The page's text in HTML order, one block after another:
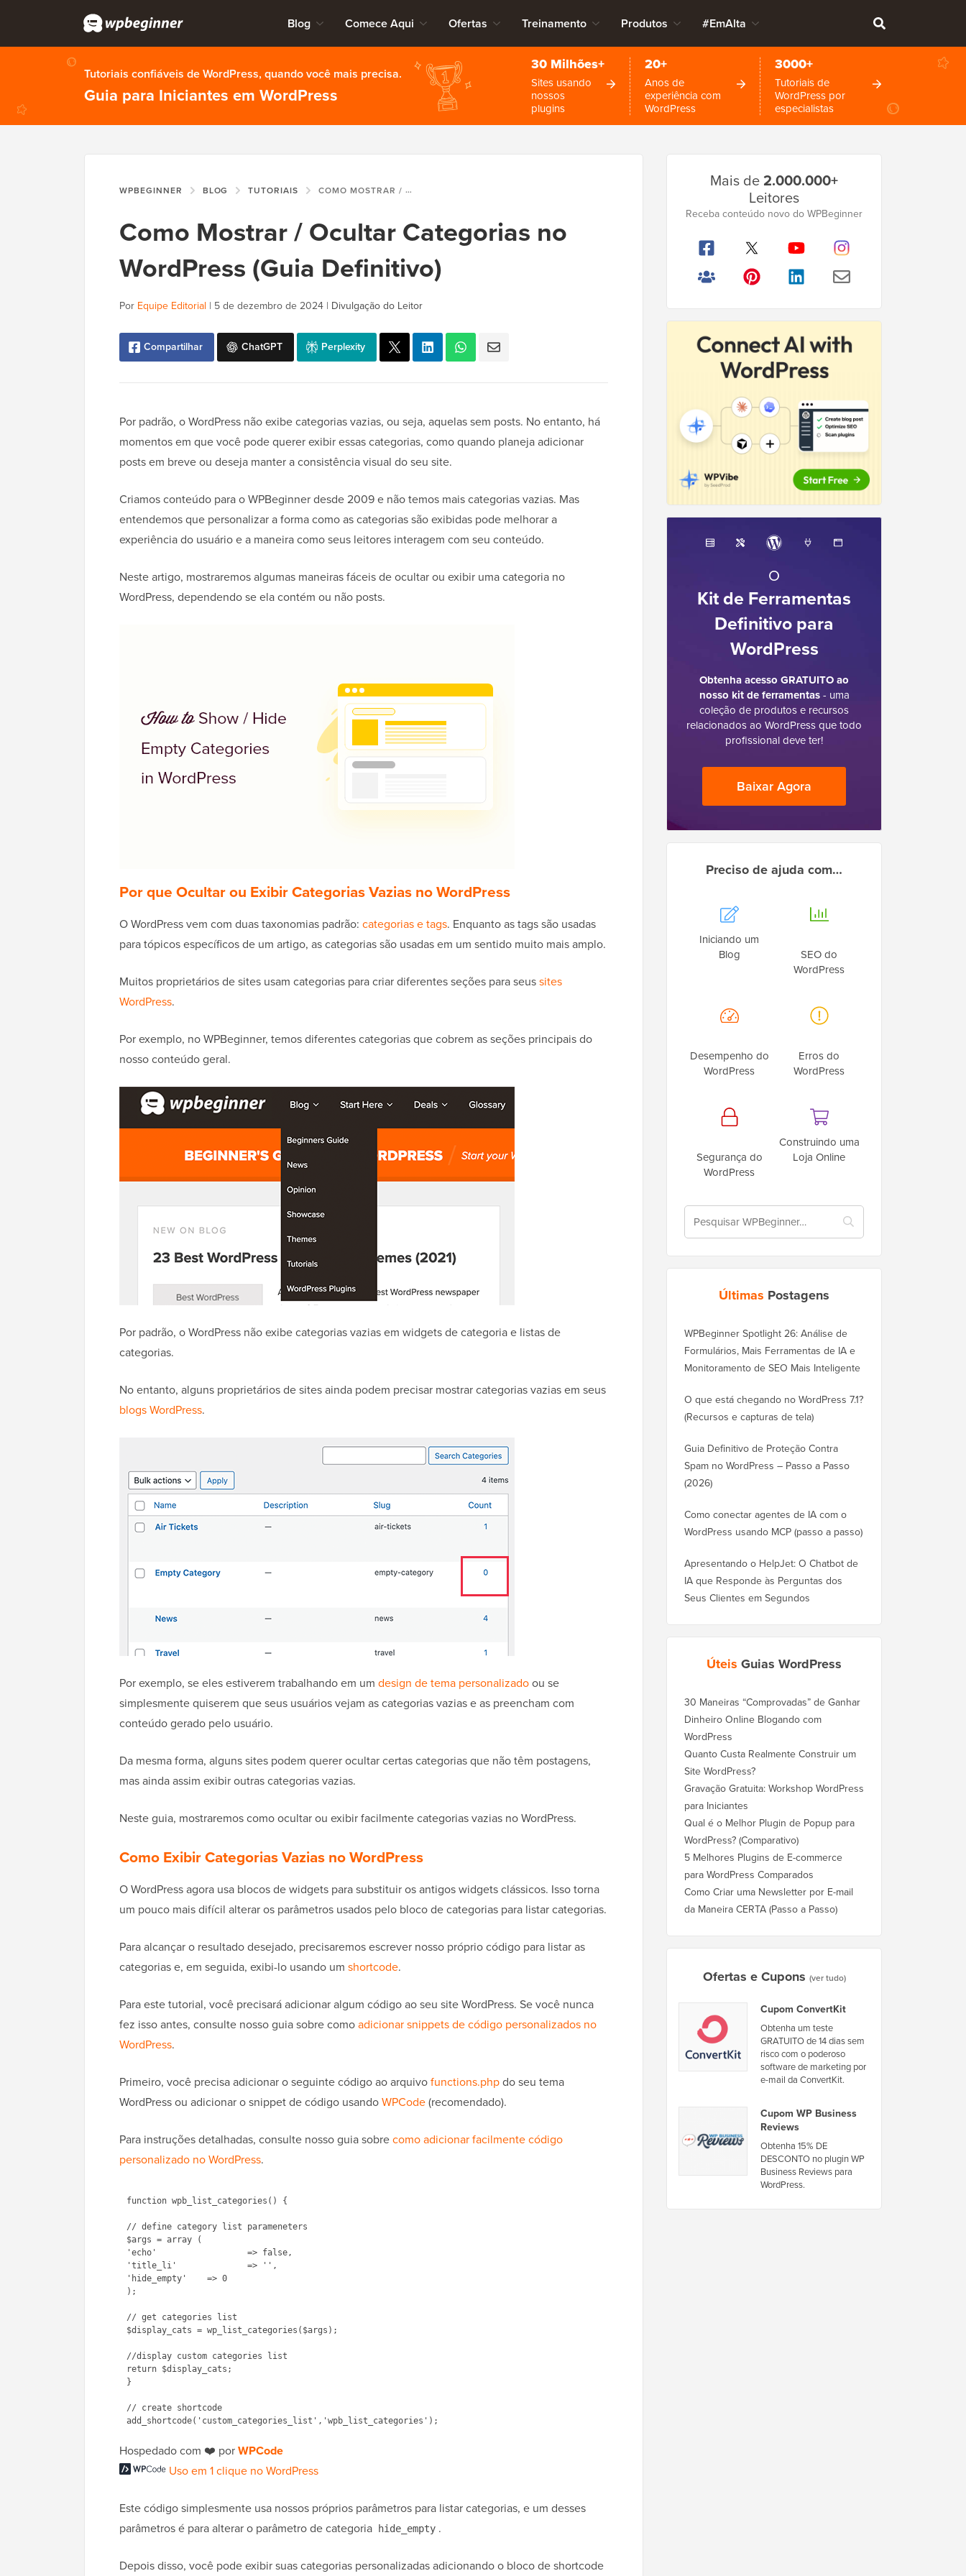
Blog Comece Aqui Ofertas Treinamento Produtos #EmAlta
Tutoriais confiáveis de WordPress, quando você mais precisa.
Guia para Iniciantes em WordPress
30 Milhões+
Sites usando
nossos
plugins
20+
Anos de
experiência com
WordPress
3000+
Tutoriais de
WordPress por
especialistas
WPBEGINNER BLOG TUTORIAIS COMO MOSTRAR / OCULTAR CATEGORIAS NO WORDPRESS (GUIA DEFINITIVO)
Como Mostrar / Ocultar Categorias no
WordPress (Guia Definitivo)
Por Equipe Editorial | 5 de dezembro de 2024 | Divulgação do Leitor
Compartilhar ChatGPT Perplexity
Por padrão, o WordPress não exibe categorias vazias, ou seja, aquelas sem posts. No entanto, há
momentos em que você pode querer exibir essas categorias, como quando planeja adicionar
posts em breve ou deseja manter a consistência visual do seu site.
Criamos conteúdo para o WPBeginner desde 2009 e não temos mais categorias vazias. Mas
entendemos que personalizar a forma como as categorias são exibidas pode melhorar a
experiência do usuário e a maneira como seus leitores interagem com seu conteúdo.
Neste artigo, mostraremos algumas maneiras fáceis de ocultar ou exibir uma categoria no
WordPress, dependendo se ela contém ou não posts.
Por que Ocultar ou Exibir Categorias Vazias no WordPress
O WordPress vem com duas taxonomias padrão: categorias e tags. Enquanto as tags são usadas
para tópicos específicos de um artigo, as categorias são usadas em um sentido muito mais amplo.
Muitos proprietários de sites usam categorias para criar diferentes seções para seussites
WordPress.
Por exemplo, no WPBeginner, temos diferentes categorias que cobrem as seções principais do
nosso conteúdo geral.
Por padrão, o WordPress não exibe categorias vazias em widgets de categoria e listas de
categorias.
No entanto, alguns proprietários de sites ainda podem precisar mostrar categorias vazias em seus
blogs WordPress.
Por exemplo, se eles estiverem trabalhando em um design de tema personalizadoou se
simplesmente quiserem que seus usuários vejam as categorias vazias e as preencham com
conteúdo gerado pelo usuário.
Da mesma forma, alguns sites podem querer ocultar certas categorias que não têm postagens,
mas ainda assim exibir outras categorias vazias.
Neste guia, mostraremos como ocultar ou exibir facilmente categorias vazias no WordPress.
Como Exibir Categorias Vazias no WordPress
O WordPress agora usa blocos de widgets para substituir os antigos widgets clássicos. Isso torna
um pouco mais difícil alterar os parâmetros usados pelo bloco de categorias para listar categorias.
Para alcançar o resultado desejado, precisaremos escrever nosso próprio código para listar as
categorias e, em seguida, exibi-lo usando um shortcode.
Para este tutorial, você precisará adicionar algum código ao seu site WordPress. Se você nunca
fez isso antes, consulte nosso guia sobre comoadicionar snippets de código personalizados no
WordPress.
Primeiro, você precisa adicionar o seguinte código ao arquivofunctions.phpdo seu tema
WordPress ou adicionar o snippet de código usandoWPCode(recomendado).
Para instruções detalhadas, consulte nosso guia sobrecomo adicionar facilmente código
personalizado no WordPress.
function wpb_list_categories() {
// define category list parameneters
$args = array (
'echo'			=> false,
'title_li'		=> '',
'hide_empty'	=> 0
);
// get categories list
$display_cats = wp_list_categories($args);
//display custom categories list
return $display_cats;
}
// create shortcode
Hospedado com ❤️ porWPCode
Uso em 1 clique no WordPress
Este código simplesmente usa nossos próprios parâmetros para listar categorias, e um desses
parâmetros é para alterar o parâmetro de categoria
hide_empty .
Depois disso, você pode exibir suas categorias personalizadas adicionando o bloco de shortcode
Lateral
Principal
Mais de2.000.000+
Leitores
Receba conteúdo novo do WPBeginner
O
Kit de Ferramentas
Definitivo para
WordPress
Obtenha acesso GRATUITO ao
nosso kit de ferramentas- uma
coleção de produtos e recursos
relacionados ao WordPress que todo
profissional deve ter!
Baixar Agora
Preciso de ajuda com…
Iniciando um
Blog
SEO do
WordPress
Desempenho do
WordPress
Erros do
WordPress
Segurança do
WordPress
Construindo uma
Loja Online
Últimas Postagens
WPBeginner Spotlight 26: Análise de
Formulários, Mais Ferramentas de IA e
Monitoramento de SEO Mais Inteligente
O que está chegando no WordPress 7.1?
(Recursos e capturas de tela)
Guia Definitivo de Proteção Contra
Spam no WordPress – Passo a Passo
(2026)
Como conectar agentes de IA com o
WordPress usando MCP (passo a passo)
Apresentando o HelpJet: O Chatbot de
IA que Responde às Perguntas dos
Seus Clientes em Segundos
Úteis Guias WordPress
30 Maneiras “Comprovadas” de Ganhar
Dinheiro Online Blogando com
WordPress
Quanto Custa Realmente Construir um
Site WordPress?
Gravação Gratuita: Workshop WordPress
para Iniciantes
Qual é o Melhor Plugin de Popup para
WordPress? (Comparativo)
5 Melhores Plugins de E-commerce
para WordPress Comparados
Como Criar uma Newsletter por E-mail
da Maneira CERTA (Passo a Passo)
Ofertas e Cupons (ver tudo)
Cupom ConvertKit
Obtenha um teste
GRATUITO de 14 dias sem
risco com o poderoso
software de marketing por
e-mail da ConvertKit.
Cupom WP Business
Reviews
Obtenha 15% DE
DESCONTO no plugin WP
Business Reviews para
WordPress.